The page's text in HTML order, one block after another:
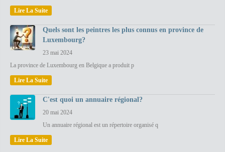
Lire La Suite
Quels sont les peintres les plus connus en province de
Luxembourg?
23 mai 2024
La province de Luxembourg en Belgique a produit p
Lire La Suite
C'est quoi un annuaire régional?
20 mai 2024
Un annuaire régional est un répertoire organisé q
Lire La Suite